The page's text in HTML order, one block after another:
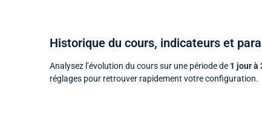
Historique du cours, indicateurs et
Analysez l’évolution du cours sur une période de 1 jour à
réglages pour retrouver rapidement votre configuration.